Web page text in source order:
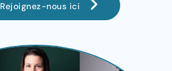
Rejoignez-nous ici